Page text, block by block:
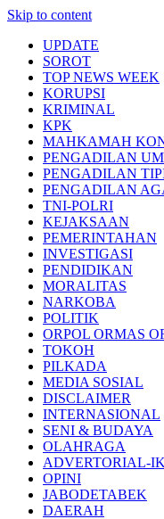
Skip to content
UPDATE
SOROT
TOP NEWS WEEK
KORUPSI
KRIMINAL
KPK
MAHKAMAH
PENGADILAN
PENGADILAN
PENGADILAN
TNI-POLRI
KEJAKSAAN
PEMERINTAHAN
INVESTIGASI
PENDIDIKAN
MORALITAS
NARKOBA
POLITIK
ORPOL ORMAS
TOKOH
PILKADA
MEDIA SOSIAL
DISCLAIMER
INTERNASIONAL
SENI & BUDAYA
OLAHRAGA
ADVERTORIAL-
OPINI
JABODETABEK
DAERAH